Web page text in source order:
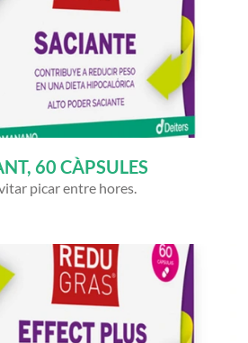
60 CÀPSULES
picar entre hores.